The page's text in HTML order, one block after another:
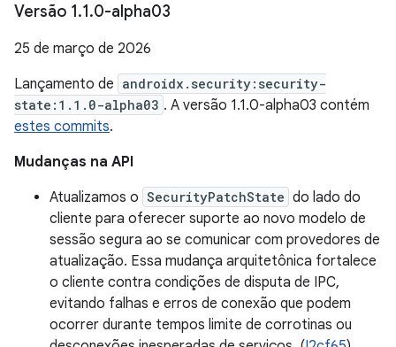
Versão 1.1.0-alpha03
25 de março de 2026
Lançamento de androidx.security:security-
state:1.1.0-alpha03 . A versão 1.1.0-alpha03 contém
estes commits.
Mudanças na API
Atualizamos o SecurityPatchState do lado do
cliente para oferecer suporte ao novo modelo de
sessão segura ao se comunicar com provedores de
atualização. Essa mudança arquitetônica fortalece
o cliente contra condições de disputa de IPC,
evitando falhas e erros de conexão que podem
ocorrer durante tempos limite de corrotinas ou